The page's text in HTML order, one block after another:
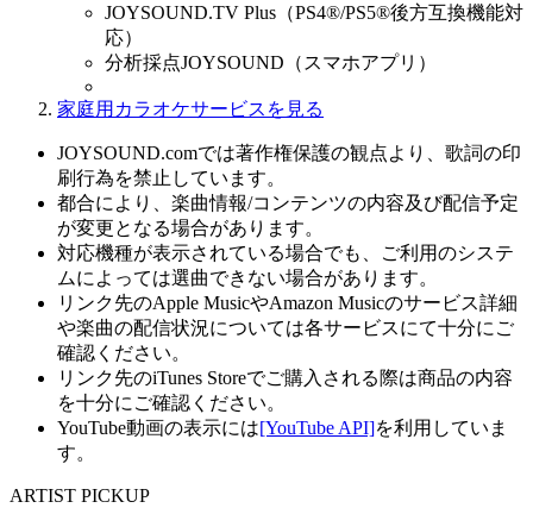
JOYSOUND.TV Plus（PS4®/PS5®後方互換機能対
応）
分析採点JOYSOUND（スマホアプリ）
家庭用カラオケサービスを見る
JOYSOUND.comでは著作権保護の観点より、歌詞の印
刷行為を禁止しています。
都合により、楽曲情報/コンテンツの内容及び配信予定
が変更となる場合があります。
対応機種が表示されている場合でも、ご利用のシステ
ムによっては選曲できない場合があります。
リンク先のApple MusicやAmazon Musicのサービス詳細
や楽曲の配信状況については各サービスにて十分にご
確認ください。
リンク先のiTunes Storeでご購入される際は商品の内容
を十分にご確認ください。
YouTube動画の表示には[YouTube API]を利用していま
す。
ARTIST PICKUP